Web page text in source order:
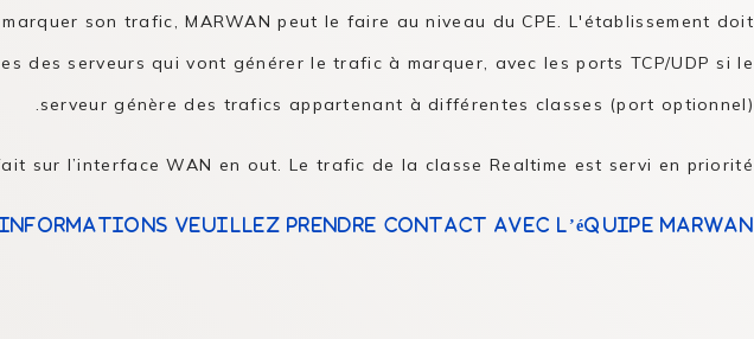
son trafic, MARWAN peut le faire au niveau du CPE. L'établissement doit
des serveurs qui vont générer le trafic à marquer, avec les ports TCP/UDP si le
serveur génère des trafics appartenant à différentes classes (port optionnel).
sur l’interface WAN en out. Le trafic de la classe Realtime est servi en priorité.
veuillez prendre contact avec l’équipe MARWAN